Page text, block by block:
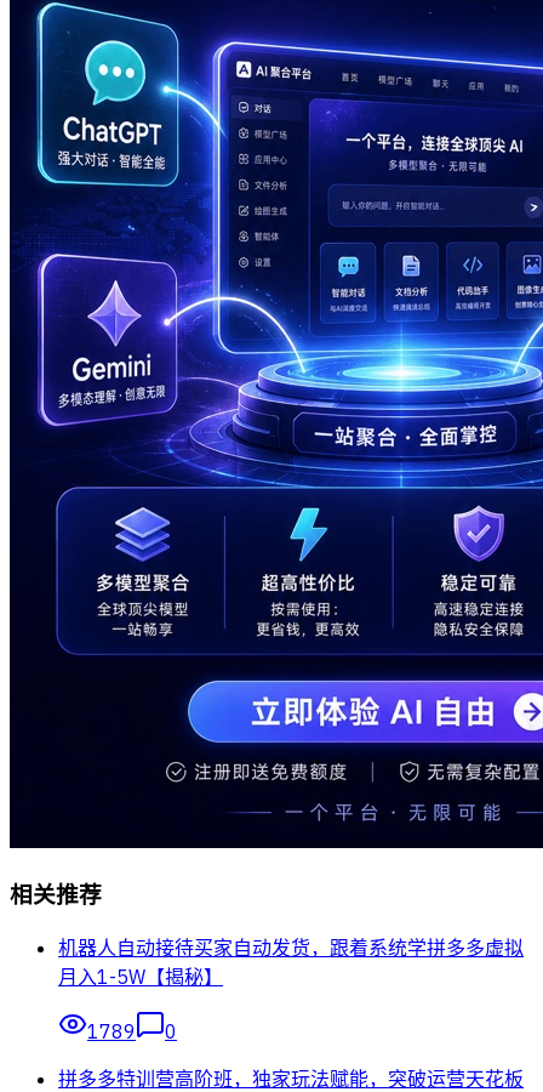
相关推荐
机器人自动接待买家自动发货，跟着系统学拼多多虚拟
月入1-5W【揭秘】
1789
0
拼多多特训营高阶班，独家玩法赋能，突破运营天花板